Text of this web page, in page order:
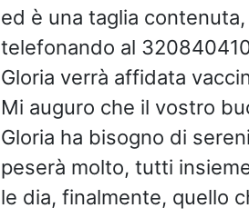
ed è una taglia
telefonando al
Gloria verrà affidata
Mi auguro che il vostro
Gloria ha bisogno di
peserà molto, tutti
le dia, finalmente, quello